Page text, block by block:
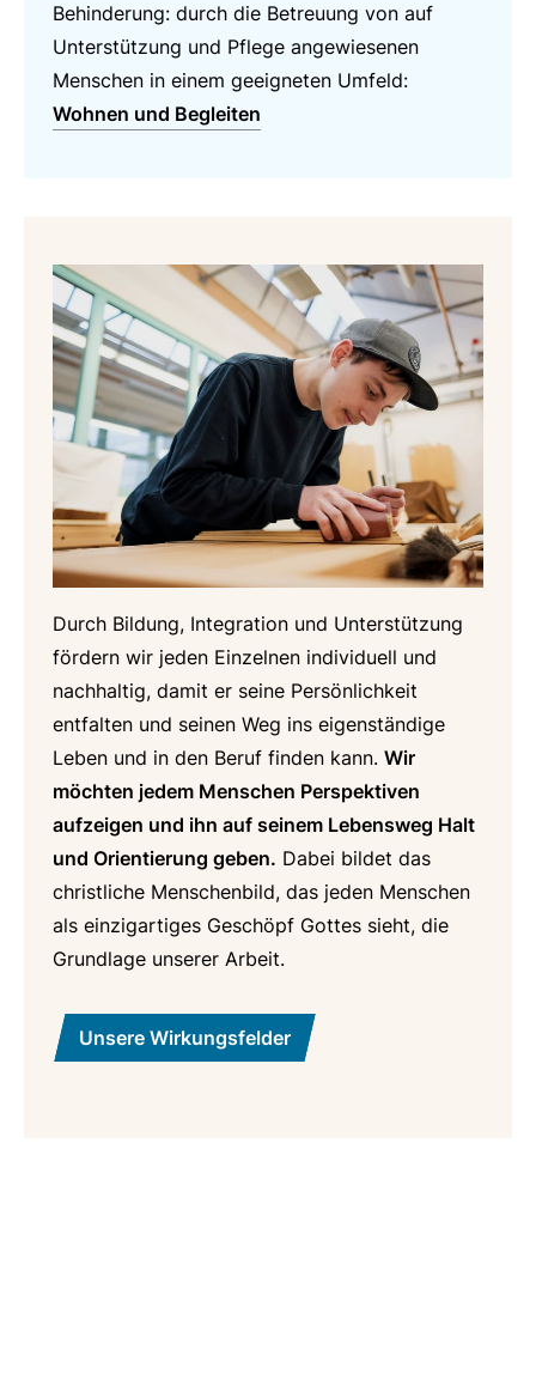
Behinderung: durch die Betreuung von auf
Unterstützung und Pflege angewiesenen
Menschen in einem geeigneten Umfeld:
Wohnen und Begleiten
Durch Bildung, Integration und Unterstützung
fördern wir jeden Einzelnen individuell und
nachhaltig, damit er seine Persönlichkeit
entfalten und seinen Weg ins eigenständige
Leben und in den Beruf finden kann. Wir
möchten jedem Menschen Perspektiven
aufzeigen und ihn auf seinem Lebensweg Halt
und Orientierung geben. Dabei bildet das
christliche Menschenbild, das jeden Menschen
als einzigartiges Geschöpf Gottes sieht, die
Grundlage unserer Arbeit.
Unsere Wirkungsfelder